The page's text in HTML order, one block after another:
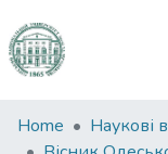
Communities
&
Home